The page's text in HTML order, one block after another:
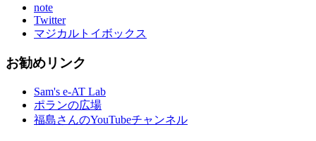
note
Twitter
マジカルトイボックス
お勧めリンク
Sam's e-AT Lab
ポランの広場
福島さんのYouTubeチャンネル